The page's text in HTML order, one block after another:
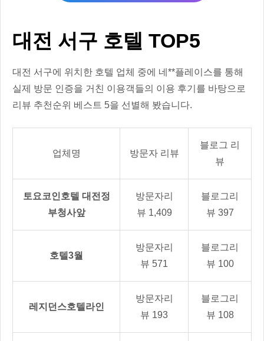
대전 서구 호텔 TOP5
대전 서구에 위치한 호텔 업체 중에 네**플레이스를 통해
실제 방문 인증을 거친 이용객들의 이용 후기를 바탕으로
리뷰 추천순위 베스트 5을 선별해 봤습니다.
업체명 방문자 리뷰
블로그 리
뷰
토요코인호텔 대전정
부청사앞
방문자리
뷰 1,409
블로그리
뷰 397
호텔3월
방문자리
뷰 571
블로그리
뷰 100
레지던스호텔라인
방문자리
뷰 193
블로그리
뷰 108